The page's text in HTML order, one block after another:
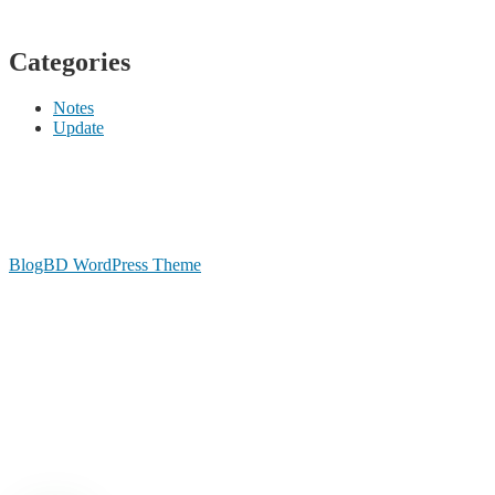
Categories
Notes
Update
BlogBD WordPress Theme